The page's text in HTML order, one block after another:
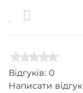
Відгуків: 0
Написати відгук